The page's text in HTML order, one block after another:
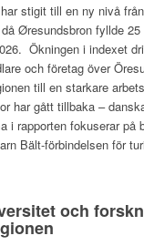
stigit till en ny nivå
Øresundsbron fyllde 25
Ökningen i indexet
och företag över
till en starkare
har gått tillbaka –
i rapporten fokuserar på
Bält-förbindelsen för
och